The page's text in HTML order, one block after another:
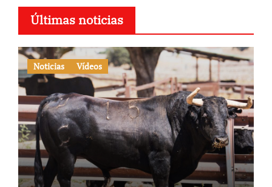
Últimas noticias
Noticias Vídeos